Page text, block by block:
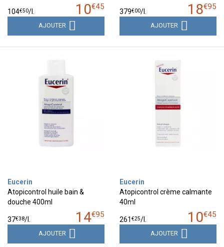
10€45
104€50/
AJOUTER
18€95
379€00/
AJOUTER
Eucerin
Atopicontrol huile bain &
douche 400ml
14€95
37€38/
AJOUTER
Eucerin
Atopicontrol crème calmante
40ml
10€45
261 €25/
AJOUTER